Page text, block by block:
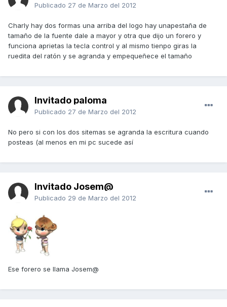
Publicado 27 de Marzo del 2012
Charly hay dos formas una arriba del logo hay unapestaña de
tamaño de la fuente dale a mayor y otra que dijo un forero y
funciona aprietas la tecla control y al mismo tienpo giras la
ruedita del ratón y se agranda y empequeñece el tamaño
Invitado paloma
Publicado 27 de Marzo del 2012
No pero si con los dos sitemas se agranda la escritura cuando
posteas (al menos en mi pc sucede así
Invitado Josem@
Publicado 29 de Marzo del 2012
Ese forero se llama Josem@